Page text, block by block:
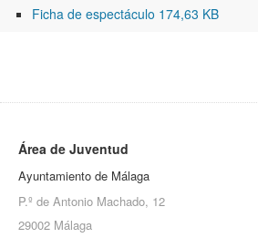
Ficha de espectáculo 174,63 KB
Área de Juventud
Ayuntamiento de Málaga
P.º de Antonio Machado, 12
29002 Málaga